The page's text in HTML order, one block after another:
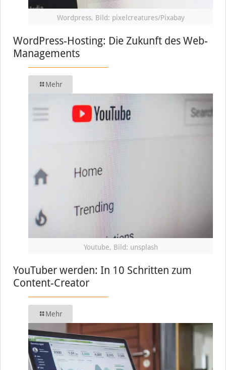
Wordpress, Bild: pixelcreatures/Pixabay
WordPress-Hosting: Die Zukunft des Web-
Managements
Mehr
Youtube, Bild: unsplash
YouTuber werden: In 10 Schritten zum
Content-Creator
Mehr